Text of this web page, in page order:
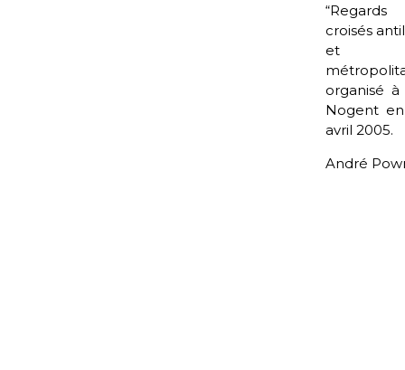
“Regards
croisés
et
organisé à
Nogent
avril 2005.
André